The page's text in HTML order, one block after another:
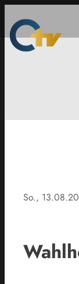
So.,